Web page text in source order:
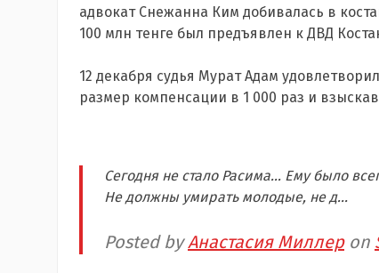
адвокат Снежанна Ким добивалась в
100 млн тенге был предъявлен к ДВД
12 декабря судья Мурат Адам
размер компенсации в 1 000 раз и
Сегодня не стало Расима… Ему было
Не должны умирать молодые, не д...
Posted byАнастасия Миллерon